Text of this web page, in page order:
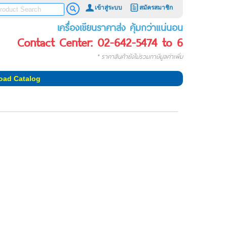
เข้าสู่ระบบ สมัครสมาชิก
เครื่องเขียนราคาส่ง คุ้มกว่าแน่นอน
Contact Center: 02-642-5474 to 6
* ราคาสินค้ายังไม่รวมภาษีมูลค่าเพิ่ม
Catalog